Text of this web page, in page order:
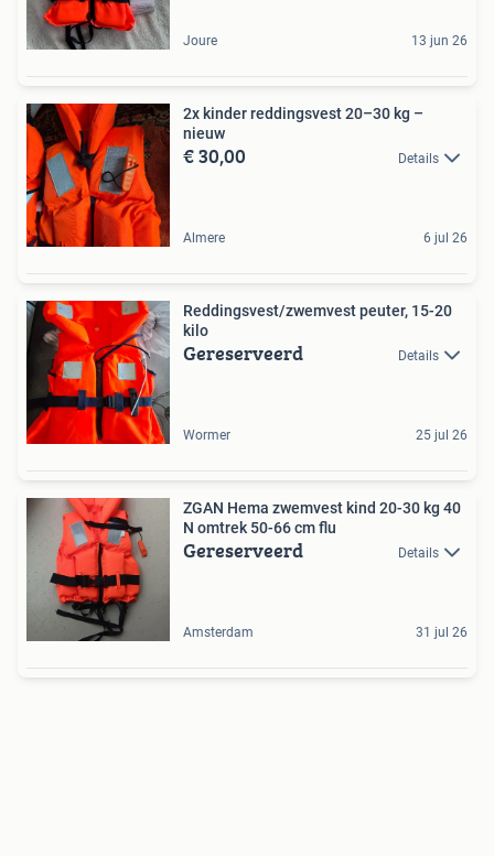
Joure 13 jun 26
2x kinder reddingsvest 20–30 kg –
nieuw
€ 30,00 Details
Almere 6 jul 26
Reddingsvest/zwemvest peuter, 15-20
kilo
Gereserveerd Details
Wormer 25 jul 26
ZGAN Hema zwemvest kind 20-30 kg 40
N omtrek 50-66 cm flu
Gereserveerd Details
Amsterdam 31 jul 26